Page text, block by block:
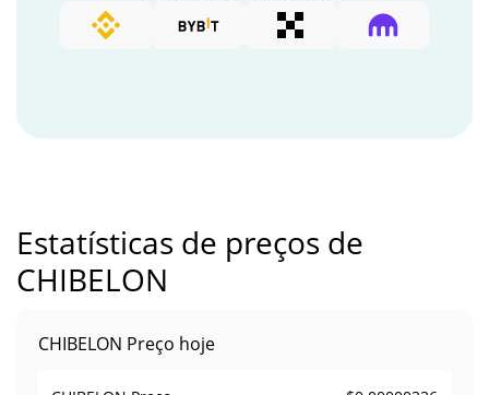
Estatísticas de preços de
CHIBELON
CHIBELON Preço hoje